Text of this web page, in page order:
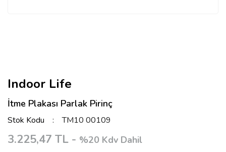
Indoor Life
İtme Plakası Parlak Pirinç
Stok Kodu TM10 00109
3.225,47 TL - %20 Kdv Dahil